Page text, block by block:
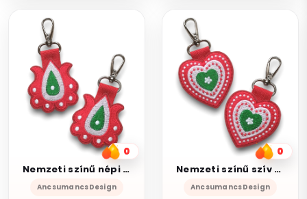
0
Nemzeti színű népi virág hímzett kulcstartó táskadísz karabinerrel
AncsumancsDesign
0
Nemzeti színű szív hímzett kulcstartó táskadísz karabinerrel
AncsumancsDesign